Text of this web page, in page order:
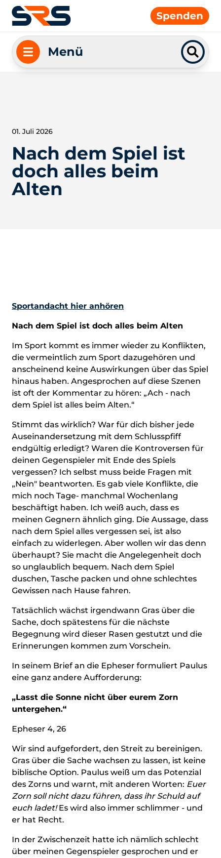
Spenden
Menü
01. Juli 2026
Nach dem Spiel ist
doch alles beim
Alten
Sportandacht hier anhören
Nach dem Spiel ist doch alles beim Alten
Im Sport kommt es immer wieder zu Konflikten,
die vermeintlich zum Sport dazugehören und
anscheinend keine Auswirkungen über das Spiel
hinaus haben. Angesprochen auf diese Szenen
ist oft der Kommentar zu hören: „Ach - nach
dem Spiel ist alles beim Alten.“
Stimmt das wirklich? War für dich bisher jede
Auseinandersetzung mit dem Schlusspfiff
endgültig erledigt? Waren die Kontroversen für
deinen Gegenspieler mit Ende des Spiels
vergessen? Ich selbst muss beide Fragen mit
„Nein" beantworten. Es gab viele Konflikte, die
mich noch Tage- manchmal Wochenlang
beschäftigt haben. Ich weiß auch, dass es
meinen Gegnern ähnlich ging. Die Aussage, dass
nach dem Spiel alles vergessen sei, ist also
einfach zu widerlegen. Aber wollen wir das denn
überhaupt? Sie macht die Angelegenheit doch
so unglaublich bequem. Nach dem Spiel
duschen, Tasche packen und ohne schlechtes
Gewissen nach Hause fahren.
Tatsächlich wächst irgendwann Gras über die
Sache, doch spätestens für die nächste
Begegnung wird dieser Rasen gestutzt und die
Erinnerungen kommen zum Vorschein.
In seinem Brief an die Epheser formuliert Paulus
eine ganz andere Aufforderung:
„Lasst die Sonne nicht über eurem Zorn
untergehen.“
Epheser 4, 26
Wir sind aufgefordert, den Streit zu bereinigen.
Gras über die Sache wachsen zu lassen, ist keine
biblische Option. Paulus weiß um das Potenzial
des Zorns und warnt, mit anderen Worten: Euer
Zorn soll nicht dazu führen, dass ihr Schuld auf
euch ladet!Es wird also immer schlimmer - und
er hat Recht.
In der Zwischenzeit hatte ich nämlich schlecht
über meinen Gegenspieler gesprochen und er